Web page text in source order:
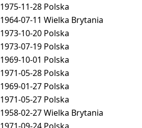
1975-11-28 Polska
1964-07-11 Wielka Brytania
1973-10-20 Polska
1973-07-19 Polska
1969-10-01 Polska
1971-05-28 Polska
1969-01-27 Polska
1971-05-27 Polska
1958-02-27Wielka Brytania